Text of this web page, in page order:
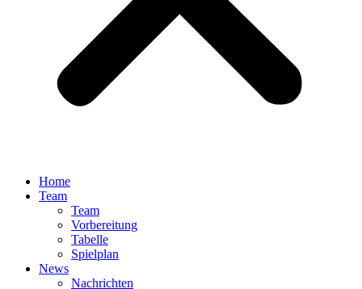
Home
Team
Team
Vorbereitung
Tabelle
Spielplan
News
Nachrichten